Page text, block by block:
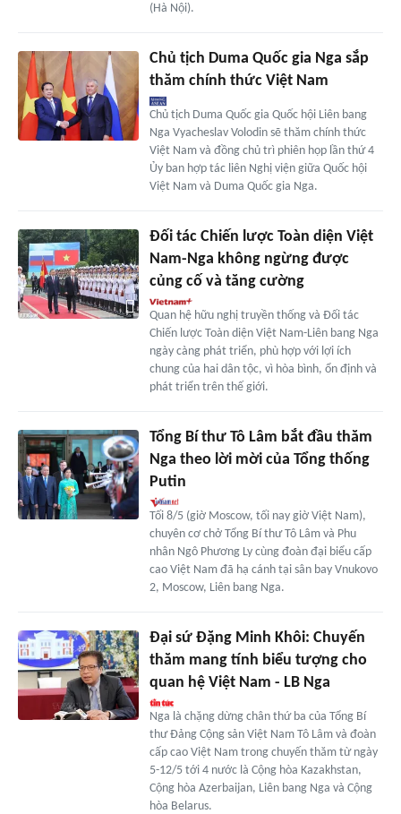
(Hà Nội).
Chủ tịch Duma Quốc gia Nga sắp
thăm chính thức Việt Nam
Chủ tịch Duma Quốc gia Quốc hội Liên bang
Nga Vyacheslav Volodin sẽ thăm chính thức
Việt Nam và đồng chủ trì phiên họp lần thứ 4
Ủy ban hợp tác liên Nghị viện giữa Quốc hội
Việt Nam và Duma Quốc gia Nga.
Đối tác Chiến lược Toàn diện Việt
Nam-Nga không ngừng được
củng cố và tăng cường
Quan hệ hữu nghị truyền thống và Đối tác
Chiến lược Toàn diện Việt Nam-Liên bang Nga
ngày càng phát triển, phù hợp với lợi ích
chung của hai dân tộc, vì hòa bình, ổn định và
phát triển trên thế giới.
Tổng Bí thư Tô Lâm bắt đầu thăm
Nga theo lời mời của Tổng thống
Putin
Tối 8/5 (giờ Moscow, tối nay giờ Việt Nam),
chuyên cơ chở Tổng Bí thư Tô Lâm và Phu
nhân Ngô Phương Ly cùng đoàn đại biểu cấp
cao Việt Nam đã hạ cánh tại sân bay Vnukovo
2, Moscow, Liên bang Nga.
Đại sứ Đặng Minh Khôi: Chuyến
thăm mang tính biểu tượng cho
quan hệ Việt Nam - LB Nga
Nga là chặng dừng chân thứ ba của Tổng Bí
thư Đảng Cộng sản Việt Nam Tô Lâm và đoàn
cấp cao Việt Nam trong chuyến thăm từ ngày
5-12/5 tới 4 nước là Cộng hòa Kazakhstan,
Cộng hòa Azerbaijan, Liên bang Nga và Cộng
hòa Belarus.